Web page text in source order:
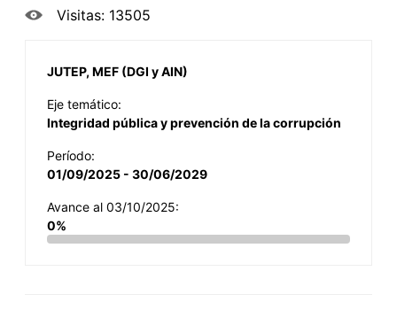
Visitas: 13505
JUTEP, MEF (DGI y AIN)
Eje temático:
Integridad pública y prevención de la corrupción
Período:
01/09/2025 - 30/06/2029
Avance al 03/10/2025:
0%